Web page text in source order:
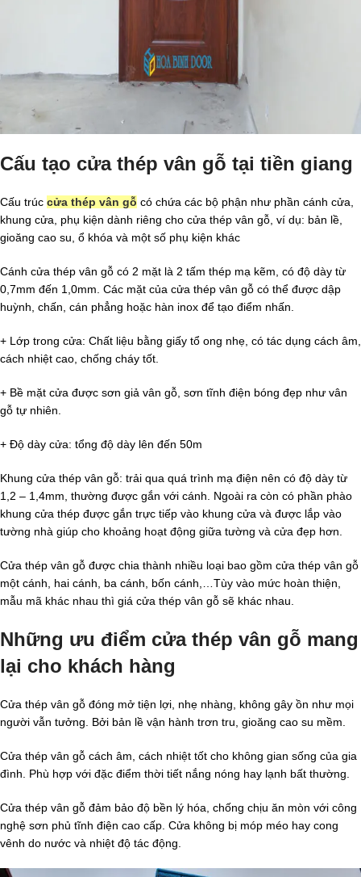
Cấu tạo cửa thép vân gỗ tại tiền giang
Cấu trúc cửa thép vân gỗ có chứa các bộ phận như phần cánh cửa,
khung cửa, phụ kiện dành riêng cho cửa thép vân gỗ, ví dụ: bản lề,
gioăng cao su, ổ khóa và một số phụ kiện khác
Cánh cửa thép vân gỗ có 2 mặt là 2 tấm thép mạ kẽm, có độ dày từ
0,7mm đến 1,0mm. Các mặt của cửa thép vân gỗ có thể được dập
huỳnh, chấn, cán phẳng hoặc hàn inox để tạo điểm nhấn.
+ Lớp trong cửa: Chất liệu bằng giấy tổ ong nhẹ, có tác dụng cách âm,
cách nhiệt cao, chống cháy tốt.
+ Bề mặt cửa được sơn giả vân gỗ, sơn tĩnh điện bóng đẹp như vân
gỗ tự nhiên.
+ Độ dày cửa: tổng độ dày lên đến 50m
Khung cửa thép vân gỗ: trải qua quá trình mạ điện nên có độ dày từ
1,2 – 1,4mm, thường được gắn với cánh. Ngoài ra còn có phần phào
khung cửa thép được gắn trực tiếp vào khung cửa và được lắp vào
tường nhà giúp cho khoảng hoạt động giữa tường và cửa đẹp hơn.
Cửa thép vân gỗ được chia thành nhiều loại bao gồm cửa thép vân gỗ
một cánh, hai cánh, ba cánh, bốn cánh,…Tùy vào mức hoàn thiện,
mẫu mã khác nhau thì giá cửa thép vân gỗ sẽ khác nhau.
Những ưu điểm cửa thép vân gỗ mang
lại cho khách hàng
Cửa thép vân gỗ đóng mở tiện lợi, nhẹ nhàng, không gây ồn như mọi
người vẫn tưởng. Bởi bản lề vận hành trơn tru, gioăng cao su mềm.
Cửa thép vân gỗ cách âm, cách nhiệt tốt cho không gian sống của gia
đình. Phù hợp với đặc điểm thời tiết nắng nóng hay lạnh bất thường.
Cửa thép vân gỗ đảm bảo độ bền lý hóa, chống chịu ăn mòn với công
nghệ sơn phủ tĩnh điện cao cấp. Cửa không bị móp méo hay cong
vênh do nước và nhiệt độ tác động.